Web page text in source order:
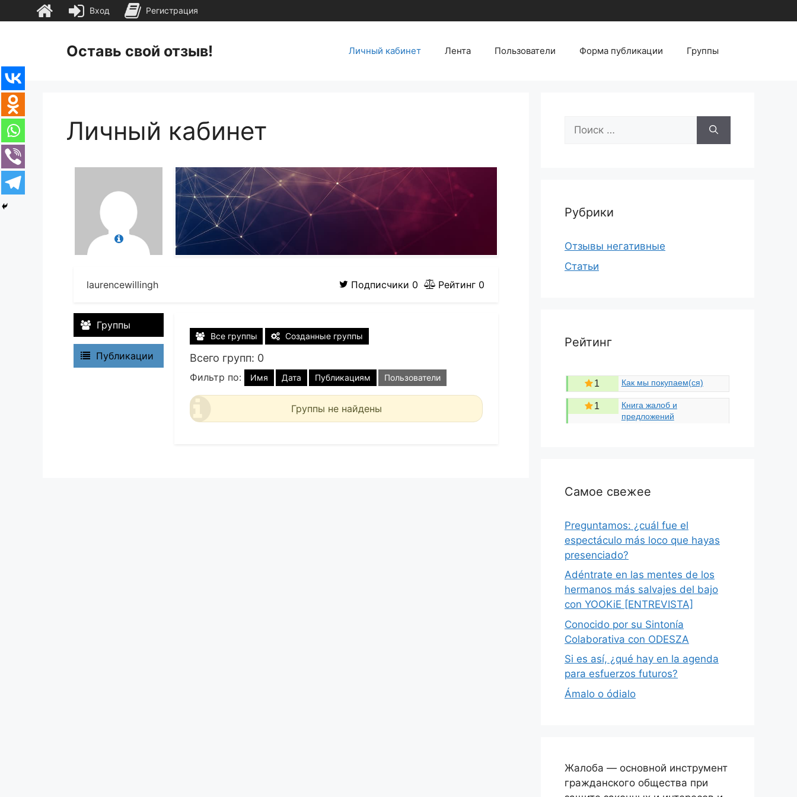
содержимомуОставь свой отзыв! Личный кабинет Лента Пользователи Форма публикации Группы
Личный кабинет
laurencewillingh Подписчики 0 Рейтинг 0
Группы
Публикации
Все группы Созданные группы
Всего групп: 0
Фильтр по: Имя Дата Публикациям Пользователи
Группы не найдены
Поиск:
Рубрики
Отзывы негативные
Статьи
Рейтинг
1 Как мы покупаем(ся)
1
Книга жалоб и
предложений
Самое свежее
Preguntamos: ¿cuál fue el
espectáculo más loco que hayas
presenciado?
Adéntrate en las mentes de los
hermanos más salvajes del bajo
con YOOKiE [ENTREVISTA]
Conocido por su Sintonía
Colaborativa con ODESZA
Si es así, ¿qué hay en la agenda
para esfuerzos futuros?
Ámalo o ódialo
Жалоба — основной инструмент
гражданского общества при
Вход Регистрация